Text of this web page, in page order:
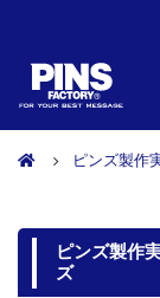
ピンズ製作
ピンズ製作
ズ